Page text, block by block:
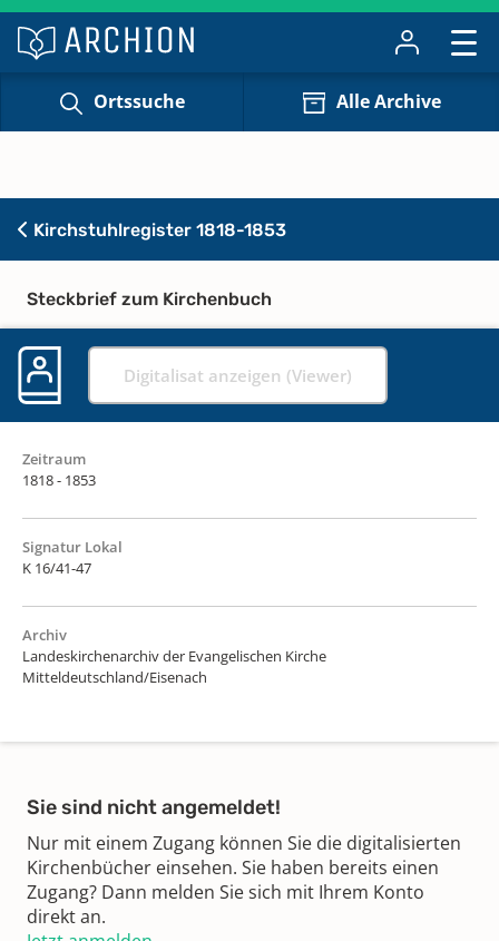
Ortssuche Alle Archive
Kirchstuhlregister 1818-1853
Steckbrief zum Kirchenbuch
Digitalisat anzeigen (Viewer)
Zeitraum
1818 - 1853
Signatur Lokal
K 16/41-47
Archiv
Landeskirchenarchiv der Evangelischen Kirche
Mitteldeutschland/Eisenach
Sie sind nicht angemeldet!
Nur mit einem Zugang können Sie die digitalisierten
Kirchenbücher einsehen. Sie haben bereits einen
Zugang? Dann melden Sie sich mit Ihrem Konto
direkt an.